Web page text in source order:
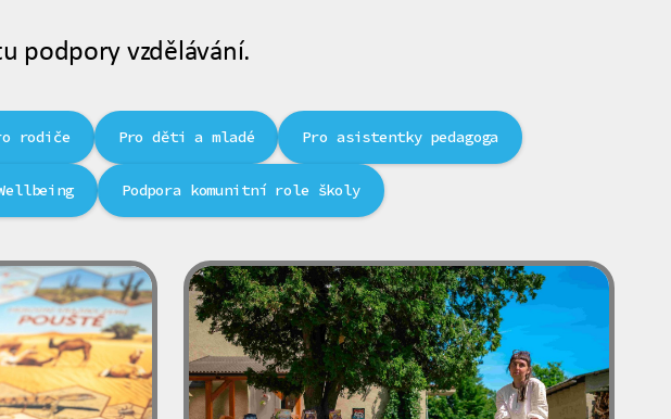
podpory vzdělávání.
rodiče Pro děti a mladé Pro asistentky pedagoga
Podpora komunitní role školy